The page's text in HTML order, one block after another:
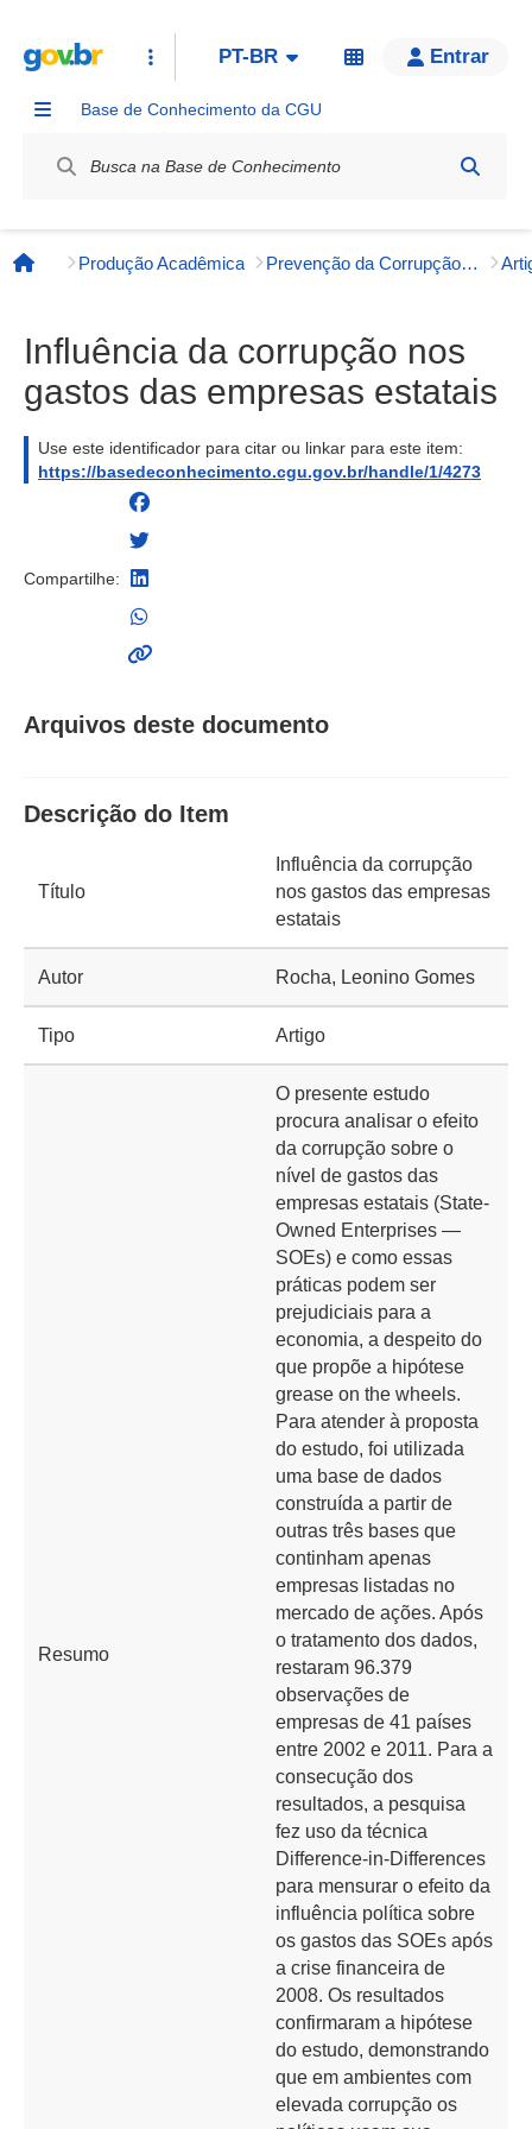
PT-BR Entrar
Base de Conhecimento da CGU
Página inicial
Produção Acadêmica Prevenção da Corrupção, Integridade e Transparência Pública
Influência da corrupção nos
gastos das empresas estatais
Use este identificador para citar ou linkar para este item:
https://basedeconhecimento.cgu.gov.br/handle/1/4273
Compartilhe:
Arquivos deste documento
Descrição do Item
Título
Influência da corrupção
nos gastos das empresas
estatais
Autor Rocha, Leonino Gomes
Tipo Artigo
Resumo
O presente estudo
procura analisar o efeito
da corrupção sobre o
nível de gastos das
empresas estatais (State-
Owned Enterprises —
SOEs) e como essas
práticas podem ser
prejudiciais para a
economia, a despeito do
que propõe a hipótese
grease on the wheels.
Para atender à proposta
do estudo, foi utilizada
uma base de dados
construída a partir de
outras três bases que
continham apenas
empresas listadas no
mercado de ações. Após
o tratamento dos dados,
restaram 96.379
observações de
empresas de 41 países
entre 2002 e 2011. Para a
consecução dos
resultados, a pesquisa
fez uso da técnica
Difference-in-Differences
para mensurar o efeito da
influência política sobre
os gastos das SOEs após
a crise financeira de
2008. Os resultados
confirmaram a hipótese
do estudo, demonstrando
que em ambientes com
elevada corrupção os